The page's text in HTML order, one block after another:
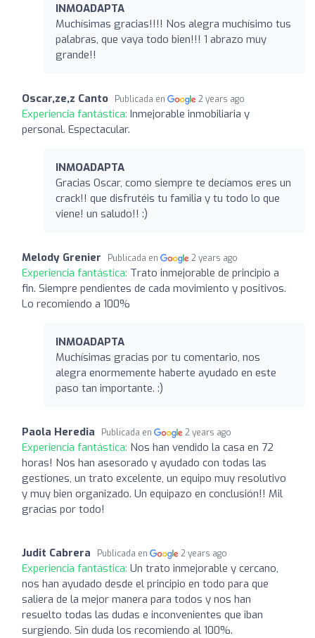
INMOADAPTA
Muchísimas gracias!!!! Nos alegra muchísimo tus
palabras, que vaya todo bien!!! 1 abrazo muy
grande!!
Oscar,ze,z Canto Publicada en 2 years ago
Experiencia fantástica: Inmejorable inmobiliaria y
personal. Espectacular.
INMOADAPTA
Gracias Oscar, como siempre te decíamos eres un
crack!! que disfrutéis tu familia y tu todo lo que
viene! un saludo!! :)
Melody Grenier Publicada en 2 years ago
Experiencia fantástica: Trato inmejorable de principio a
fin. Siempre pendientes de cada movimiento y positivos.
Lo recomiendo a 100%
INMOADAPTA
Muchísimas gracias por tu comentario, nos
alegra enormemente haberte ayudado en este
paso tan importante. :)
Paola Heredia Publicada en 2 years ago
Experiencia fantástica: Nos han vendido la casa en 72
horas! Nos han asesorado y ayudado con todas las
gestiones, un trato excelente, un equipo muy resolutivo
y muy bien organizado. Un equipazo en conclusión!! Mil
gracias por todo!
Judit Cabrera Publicada en 2 years ago
Experiencia fantástica: Un trato inmejorable y cercano,
nos han ayudado desde el principio en todo para que
saliera de la mejor manera para todos y nos han
resuelto todas las dudas e inconvenientes que iban
surgiendo. Sin duda los recomiendo al 100%.